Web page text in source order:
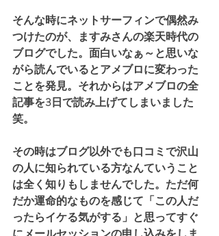
そんな時にネットサーフィンで偶然み
つけたのが、ますみさんの楽天時代の
ブログでした。面白いなぁ～と思いな
がら読んでいるとアメブロに変わった
ことを発見。それからはアメブロの全
記事を3日で読み上げてしまいました
笑。
その時はブログ以外でも口コミで沢山
の人に知られている方なんていうこと
は全く知りもしませんでした。ただ何
だか運命的なものを感じて「この人だ
ったらイケる気がする」と思ってすぐ